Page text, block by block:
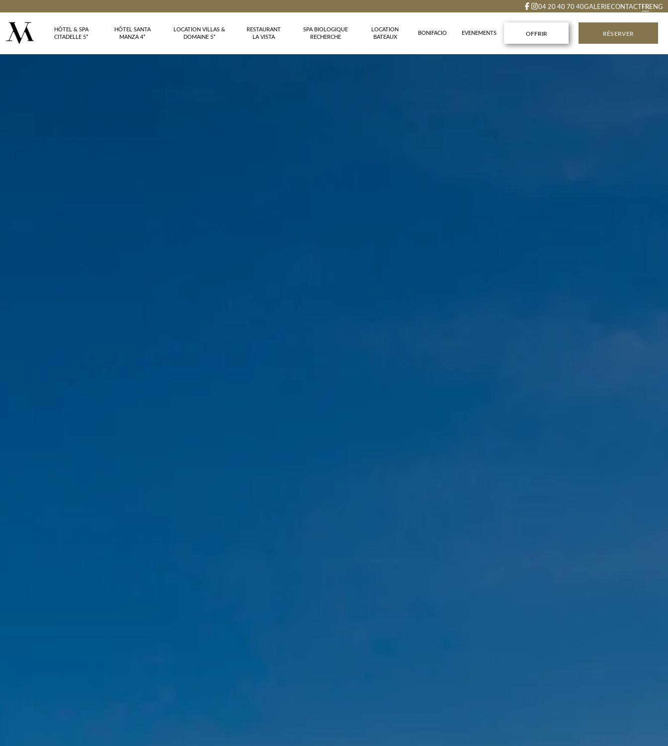
04 20 40 70 40GALERIECONTACTFRENG
HÔTEL & SPA
CITADELLE 5*
HÔTEL SANTA
MANZA 4*
LOCATION VILLAS &
DOMAINE 5*
RESTAURANT
LA VISTA
SPA BIOLOGIQUE
RECHERCHE
LOCATION
BATEAUX
BONIFACIO EVENEMENTS OFFRIR RÉSERVER